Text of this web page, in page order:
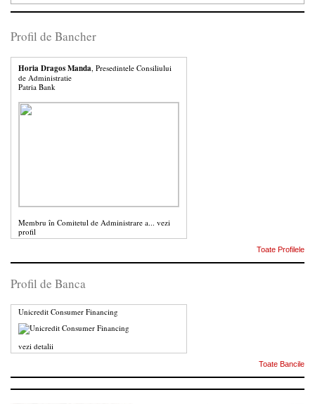
Profil de Bancher
Horia Dragos Manda, Presedintele Consiliului
de Administratie
Patria Bank
Membru în Comitetul de Administrare a... vezi
profil
Toate Profilele
Profil de Banca
Unicredit Consumer Financing
vezi detalii
Toate Bancile